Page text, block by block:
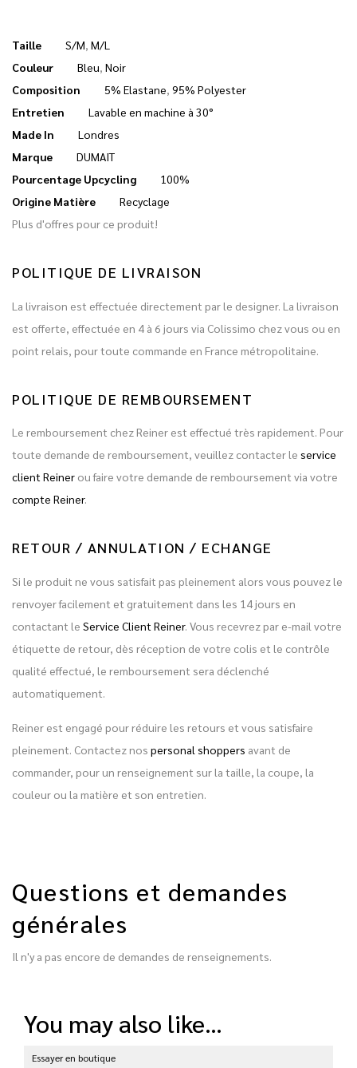
Taille S/M, M/L
Couleur
Bleu, Noir
Composition
5% Elastane, 95% Polyester
Entretien
Lavable en machine à 30°
Made In
Londres
Marque
DUMAIT
Pourcentage Upcycling
100%
Origine Matière
Recyclage
Plus d'offres pour ce produit!
POLITIQUE DE LIVRAISON
La livraison est effectuée directement par le designer. La livraison
est offerte, effectuée en 4 à 6 jours via Colissimo chez vous ou en
point relais, pour toute commande en France métropolitaine.
POLITIQUE DE REMBOURSEMENT
Le remboursement chez Reiner est effectué très rapidement. Pour
toute demande de remboursement, veuillez contacter le service
client Reiner ou faire votre demande de remboursement via votre
compte Reiner.
RETOUR / ANNULATION / ECHANGE
Si le produit ne vous satisfait pas pleinement alors vous pouvez le
renvoyer facilement et gratuitement dans les 14 jours en
contactant le Service Client Reiner. Vous recevrez par e-mail votre
étiquette de retour, dès réception de votre colis et le contrôle
qualité effectué, le remboursement sera déclenché
automatiquement.
Reiner est engagé pour réduire les retours et vous satisfaire
pleinement. Contactez nos personal shoppers avant de
commander, pour un renseignement sur la taille, la coupe, la
couleur ou la matière et son entretien.
Questions et demandes
générales
Il n'y a pas encore de demandes de renseignements.
you may also like…
Essayer en boutique